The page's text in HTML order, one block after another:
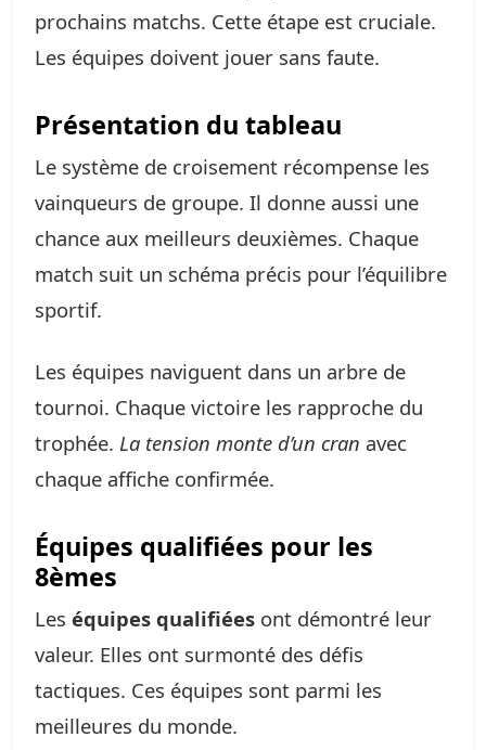
prochains matchs. Cette étape est cruciale.
Les équipes doivent jouer sans faute.
Présentation du tableau
Le système de croisement récompense les
vainqueurs de groupe. Il donne aussi une
chance aux meilleurs deuxièmes. Chaque
match suit un schéma précis pour l’équilibre
sportif.
Les équipes naviguent dans un arbre de
tournoi. Chaque victoire les rapproche du
trophée. La tension monte d’un cran avec
chaque affiche confirmée.
Équipes qualifiées pour les
8èmes
Les équipes qualifiées ont démontré leur
valeur. Elles ont surmonté des défis
tactiques. Ces équipes sont parmi les
meilleures du monde.